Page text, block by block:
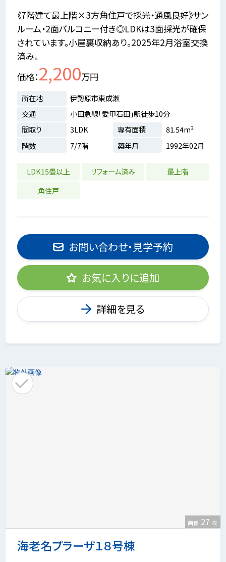
《7階建て最上階×3方角住戸で採光・通風良好》サン
ルーム・2面バルコニー付き◎LDKは3面採光が確保
されています。小屋裏収納あり。2025年2月浴室交換
済み。
価格 2,200万円
所在地
伊勢原市東成瀬
交通
小田急線「愛甲石田」駅徒歩10分
間取り
3LDK 専有面積
81.54m²
階数
7/7階 築年月 1992年02月
LDK15畳以上 リフォーム済み
最上階
角住戸
お問い合わせ・見学予約
お気に入りに追加
詳細を見る
海老名プラーザ１８号棟
画像 27 枚